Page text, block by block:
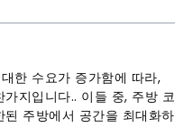
한 수요가 증가함에 따라,
지입니다.. 이들 중, 주방 코
주방에서 공간을 최대화하